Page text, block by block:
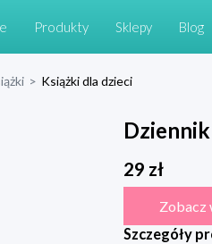
Produkty Sklepy Blog
> Książki dla dzieci
29 zł
Zobacz
Szczegóły